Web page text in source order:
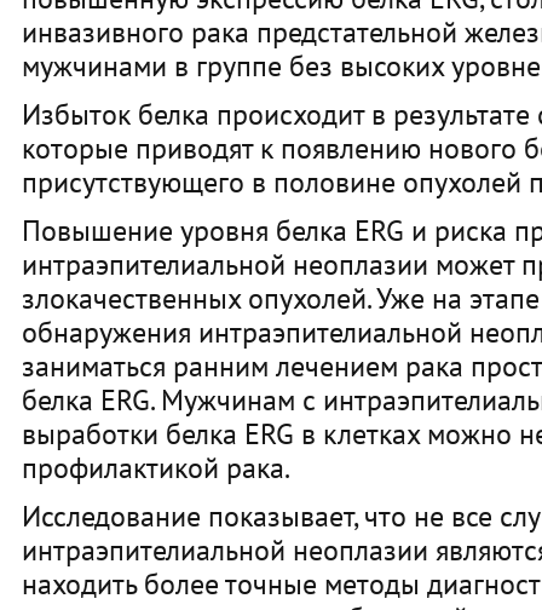
инвазивного рака предстательной
мужчинами в группе без высоких
Избыток белка происходит в результате
которые приводят к появлению нового
присутствующего в половине опухолей
Повышение уровня белка ERG и риска
интраэпителиальной неоплазии может
злокачественных опухолей. Уже на
обнаружения интраэпителиальной
заниматься ранним лечением рака
белка ERG. Мужчинам с
выработки белка ERG в клетках можно
профилактикой рака.
Исследование показывает, что не все
интраэпителиальной неоплазии
находить более точные методы